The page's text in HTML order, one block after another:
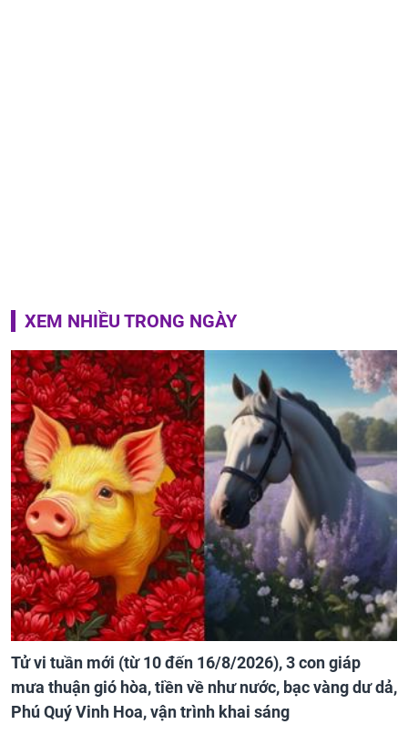
XEM NHIỀU TRONG NGÀY
Tử vi tuần mới (từ 10 đến 16/8/2026), 3 con giáp
mưa thuận gió hòa, tiền về như nước, bạc vàng dư dả,
Phú Quý Vinh Hoa, vận trình khai sáng